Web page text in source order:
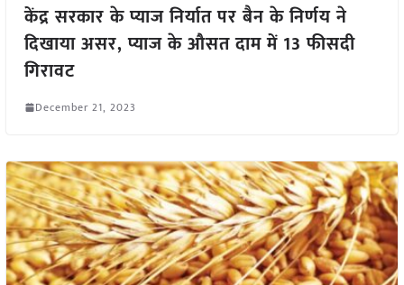
केंद्र सरकार के प्याज निर्यात पर बैन के निर्णय ने
दिखाया असर, प्याज के औसत दाम में 13 फीसदी
गिरावट
December 21, 2023